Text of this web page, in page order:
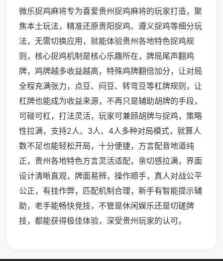
微乐捉鸡麻将专为喜爱贵州捉鸡麻将的玩家打造，聚
焦本土玩法，精准还原贵阳捉鸡、遵义捉鸡等细分玩
法，无需切换应用，就能体验贵州各地特色捉鸡规
则，核心捉鸡机制是核心乐趣所在，牌局尾声翻鸡
牌，鸡牌越多收益越高，特殊鸡牌翻倍加分，让对局
全程充满张力，点豆、闷豆、转弯豆等杠牌规则，让
杠牌也能成为收益来源，不再只是辅助胡牌的手段，
可碰可杠，打法灵活，玩家可兼顾胡牌与捉鸡，策略
性拉满，支持2人、3人、4人多种对局模式，就算人
数不足也能轻松开局，十分便捷，方言配音地道纯
正，贵州各地特色方言灵活适配，亲切感拉满，界面
设计清晰直观，牌面易辨，操作顺手，真人对战公平
公正，有挂作弊，匹配机制合理，新手有智能提示辅
助，老手能畅快竞技，不管是休闲娱乐还是切磋牌
技，都能获得极佳体验，深受贵州玩家的认可。